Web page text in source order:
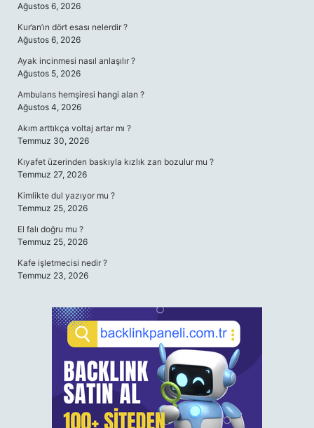
Ağustos 6, 2026
Kur’an’ın dört esası nelerdir ?
Ağustos 6, 2026
Ayak incinmesi nasıl anlaşılır ?
Ağustos 5, 2026
Ambulans hemşiresi hangi alan ?
Ağustos 4, 2026
Akım arttıkça voltaj artar mı ?
Temmuz 30, 2026
Kıyafet üzerinden baskıyla kızlık zarı bozulur mu ?
Temmuz 27, 2026
Kimlikte dul yazıyor mu ?
Temmuz 25, 2026
El falı doğru mu ?
Temmuz 25, 2026
Kafe işletmecisi nedir ?
Temmuz 23, 2026